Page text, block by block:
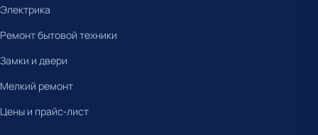
Электрика
Ремонт бытовой техники
Замки и двери
Мелкий ремонт
Цены и прайс-лист